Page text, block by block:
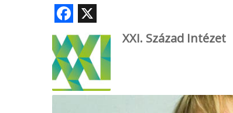
F
ac
e
b
o
XXI. Század Intézet